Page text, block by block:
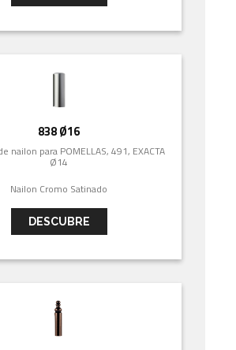
838 Ø16
nailon para POMELLAS, 491, EXACTA
Ø14
Nailon Cromo Satinado
DESCUBRE